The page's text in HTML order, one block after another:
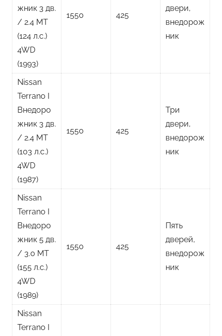
жник 3 дв.
/ 2.4 MT
(124 л.с.)
4WD
(1993)
1550 425
двери,
внедорож
ник
Nissan
Terrano I
Внедоро
жник 3 дв.
/ 2.4 MT
(103 л.с.)
4WD
(1987)
1550 425
Три
двери,
внедорож
ник
Nissan
Terrano I
Внедоро
жник 5 дв.
/ 3.0 MT
(155 л.с.)
4WD
(1989)
1550 425
Пять
дверей,
внедорож
ник
Nissan
Terrano I